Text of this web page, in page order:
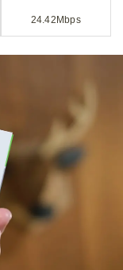
24.42Mbps